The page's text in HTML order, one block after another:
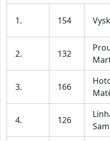
1. 154
2. 132
3. 166
4. 126